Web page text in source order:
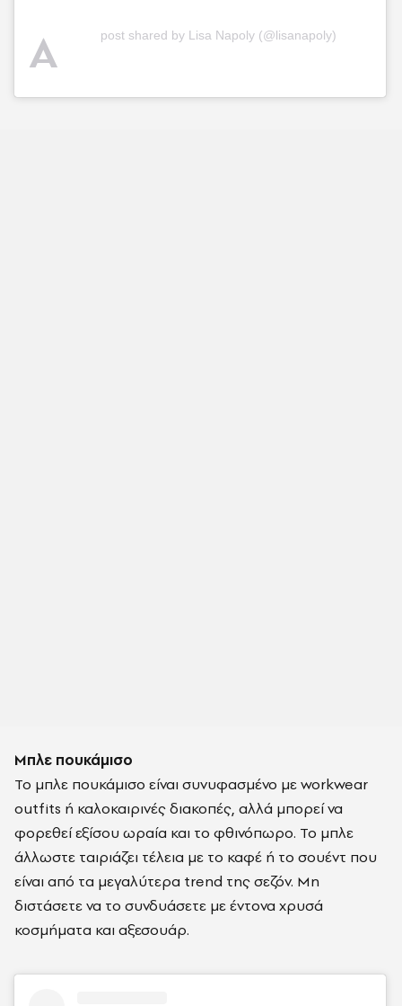
A post shared by Lisa Napoly (@lisanapoly)
Μπλε πουκάμισο
Το μπλε πουκάμισο είναι συνυφασμένο με workwear
outfits ή καλοκαιρινές διακοπές, αλλά μπορεί να
φορεθεί εξίσου ωραία και το φθινόπωρο. Το μπλε
άλλωστε ταιριάζει τέλεια με το καφέ ή το σουέντ που
είναι από τα μεγαλύτερα trend της σεζόν. Μη
διστάσετε να το συνδυάσετε με έντονα χρυσά
κοσμήματα και αξεσουάρ.